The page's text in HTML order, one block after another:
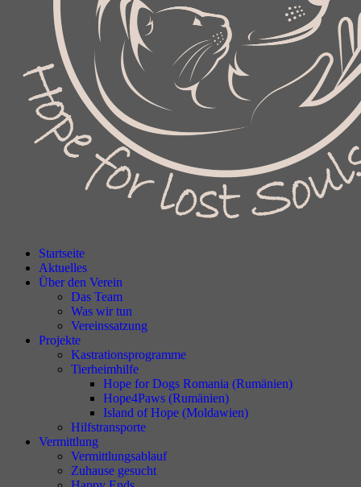
Startseite
Aktuelles
Über den Verein
Das Team
Was wir tun
Vereinssatzung
Projekte
Kastrationsprogramme
Tierheimhilfe
Hope for Dogs Romania (Rumänien)
Hope4Paws (Rumänien)
Island of Hope (Moldawien)
Hilfstransporte
Vermittlung
Vermittlungsablauf
Zuhause gesucht